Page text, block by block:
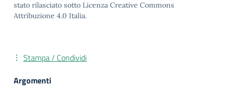
stato rilasciato sotto Licenza Creative Commons
Attribuzione 4.0 Italia.
Stampa / Condividi
Argomenti